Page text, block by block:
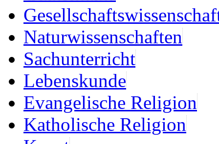
Naturwissenschaften
Sachunterricht
Lebenskunde
Evangelische Religion
Katholische Religion